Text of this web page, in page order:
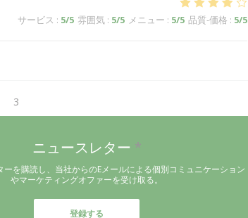
サービス : 5/5 雰囲気: 5/5 メニュー : 5/5 品質-価格 : 5/5
3
ニュースレター *
ーを購読し、当社からのEメールによる個別コミュニケーション
やマーケティングオファーを受け取る。
登録する